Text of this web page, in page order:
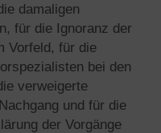
damaligen
für die Ignoranz der
Vorfeld, für die
bei den
verweigerte
und für die
der Vorgänge